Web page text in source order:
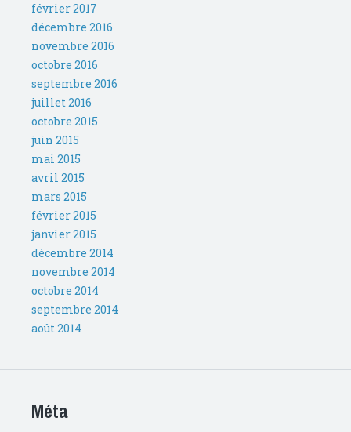
février 2017
décembre 2016
novembre 2016
octobre 2016
septembre 2016
juillet 2016
octobre 2015
juin 2015
mai 2015
avril 2015
mars 2015
février 2015
janvier 2015
décembre 2014
novembre 2014
octobre 2014
septembre 2014
août 2014
Méta